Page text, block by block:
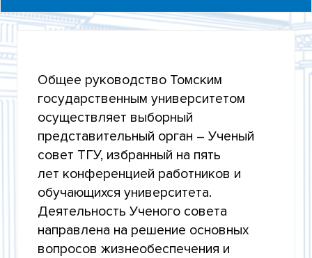
СОСТАВ УЧЕНОГО СОВЕТА
КОМИССИИ УЧЕНОГО СОВЕТА
О ПРЕДСТАВЛЕНИИ К ПРИСВОЕНИЮ УЧЕНОГО
ЗВАНИЯ
ОТКРЫТЫЙ МЕЖДИСЦИПЛИНАРНЫЙ НАУЧНЫЙ
СЕМИНАР
ПЛАН РАБОТЫ УЧЕНОГО СОВЕТА
ВОПРОСЫ, РАССМАТРИВАЕМЫЕ УЧЕНЫМ
СОВЕТОМ
Общее руководство Томским
государственным университетом
осуществляет выборный
представительный орган – Ученый
совет ТГУ, избранный на пять
лет конференцией работников и
обучающихся университета.
Деятельность Ученого совета
направлена на решение основных
вопросов жизнеобеспечения и